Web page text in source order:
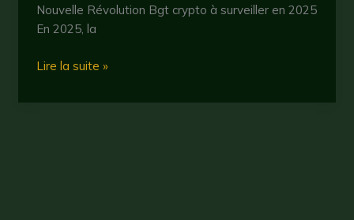
Nouvelle Révolution Bgt crypto à surveiller en 2025
En 2025, la
Bgt
:
Lire la suite »